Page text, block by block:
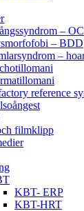
–
– BDD
–
reference
filmklipp
KBT- ERP
KBT-HRT